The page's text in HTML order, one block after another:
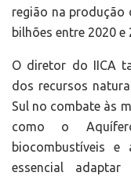
região na produção
bilhões entre 2020 e
O diretor do IICA
dos recursos
Sul no combate às
como o
biocombustíveis
essencial